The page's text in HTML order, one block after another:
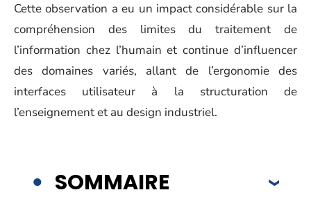
Cette observation a eu un impact considérable sur la
compréhension des limites du traitement de
l’information chez l’humain et continue d’influencer
des domaines variés, allant de l’ergonomie des
interfaces utilisateur à la structuration de
l’enseignement et au design industriel.
SOMMAIRE